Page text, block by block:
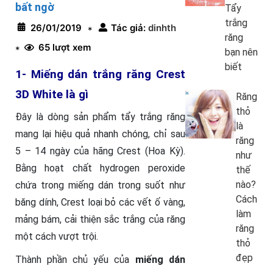
bất ngờ
26/01/2019 * Tác giả: dinhth
*
65 lượt xem
1- Miếng dán trắng răng Crest
3D White là gì
Đây là dòng sản phẩm tẩy trắng răng
mang lại hiệu quả nhanh chóng, chỉ sau
5 – 14 ngày của hãng Crest (Hoa Kỳ).
Bằng hoạt chất hydrogen peroxide
chứa trong miếng dán trong suốt như
băng dính, Crest loại bỏ các vết ố vàng,
mảng bám, cải thiện sắc trắng của răng
một cách vượt trội.
Thành phần chủ yếu của miếng dán
Tẩy
trắng
răng
bạn nên
biết
Răng
thỏ
là
răng
như
thế
nào?
Cách
làm
răng
thỏ
đẹp